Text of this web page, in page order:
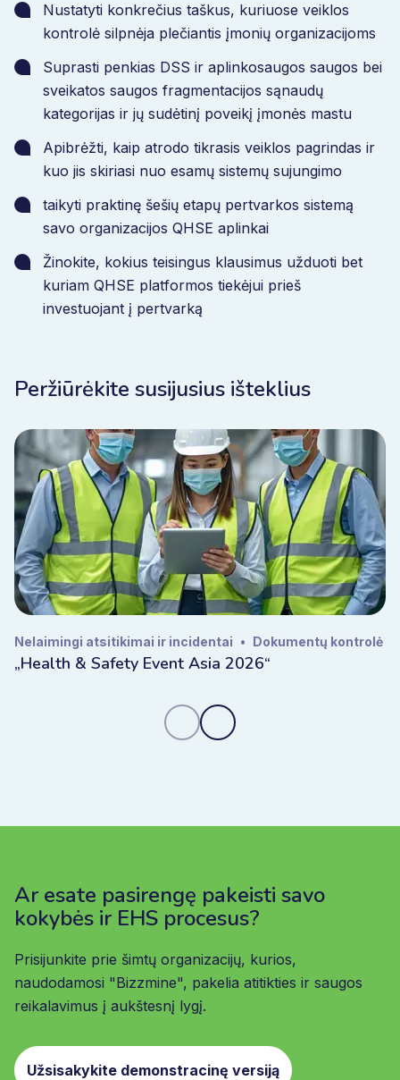
Nustatyti konkrečius taškus, kuriuose veiklos
kontrolė silpnėja plečiantis įmonių organizacijoms
Suprasti penkias DSS ir aplinkosaugos saugos bei
sveikatos saugos fragmentacijos sąnaudų
kategorijas ir jų sudėtinį poveikį įmonės mastu
Apibrėžti, kaip atrodo tikrasis veiklos pagrindas ir
kuo jis skiriasi nuo esamų sistemų sujungimo
taikyti praktinę šešių etapų pertvarkos sistemą
savo organizacijos QHSE aplinkai
Žinokite, kokius teisingus klausimus užduoti bet
kuriam QHSE platformos tiekėjui prieš
investuojant į pertvarką
Peržiūrėkite susijusius išteklius
Nelaimingi atsitikimai ir incidentai • Dokumentų kontrolė
„Health & Safety Event Asia 2026“
Ar esate pasirengę pakeisti savo
kokybės ir EHS procesus?
Prisijunkite prie šimtų organizacijų, kurios,
naudodamosi "Bizzmine", pakelia atitikties ir saugos
reikalavimus į aukštesnį lygį.
Užsisakykite demonstracinę versiją